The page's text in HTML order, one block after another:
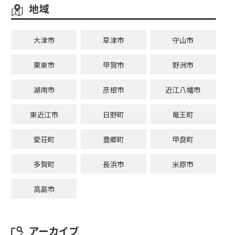
地域
大津市 草津市 守山市
栗東市 甲賀市 野洲市
湖南市 彦根市 近江八幡市
東近江市 日野町 竜王町
愛荘町 豊郷町 甲良町
多賀町 長浜市 米原市
高島市
アーカイブ